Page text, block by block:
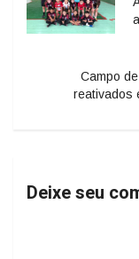
Campo
reativados
Deixe seu